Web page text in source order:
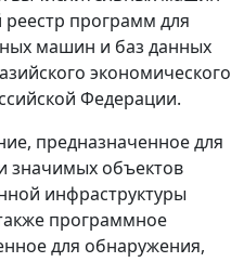
программ для
машин и баз данных
экономического
Федерации.
предназначенное для
значимых объектов
инфраструктуры
программное
для обнаружения,